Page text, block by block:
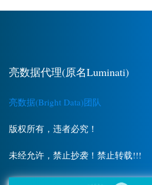
亮数据代理(原名Luminati)
亮数据(Bright Data)团队
版权所有，违者必究！
未经允许，禁止抄袭！禁止转载!!!